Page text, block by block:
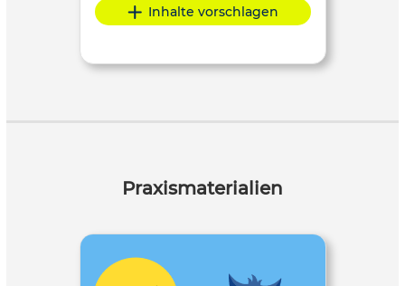
Inhalte vorschlagen
Praxismaterialien